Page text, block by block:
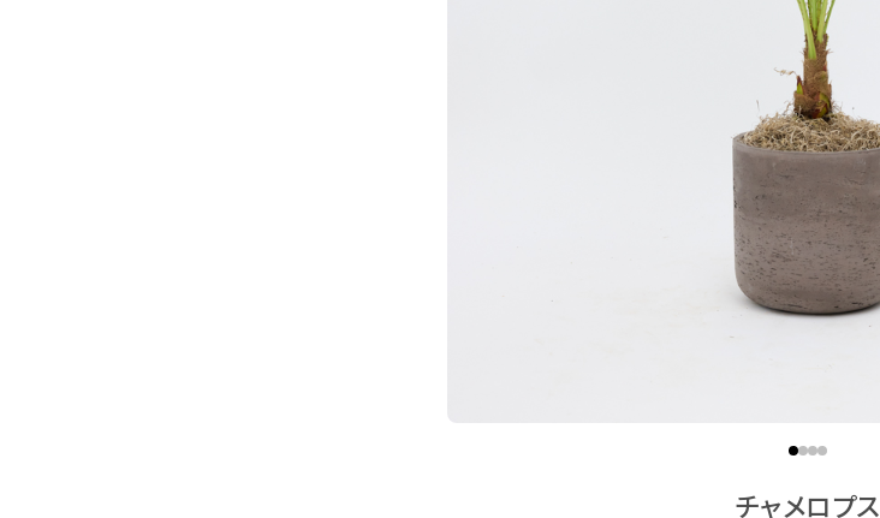
1234
チャメロプス